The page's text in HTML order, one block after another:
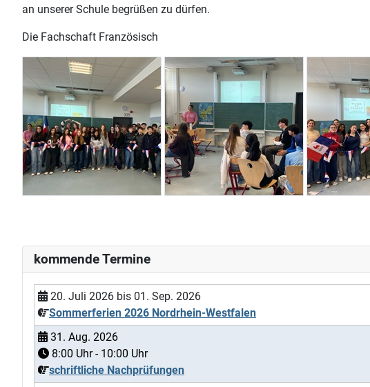
an unserer Schule begrüßen zu dürfen.
Die Fachschaft Französisch
kommende Termine
20. Juli 2026 bis 01. Sep. 2026
Sommerferien 2026 Nordrhein-Westfalen
31. Aug. 2026
8:00 Uhr - 10:00 Uhr
schriftliche Nachprüfungen